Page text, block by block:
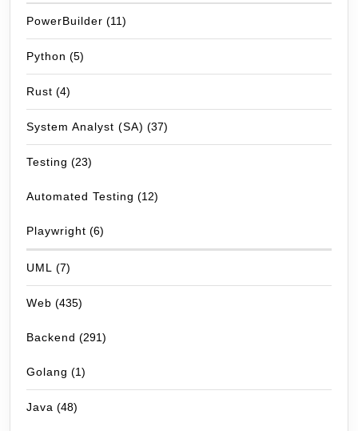
PowerBuilder (11)
Python (5)
Rust (4)
System Analyst (SA) (37)
Testing (23)
Automated Testing (12)
Playwright (6)
UML (7)
Web (435)
Backend (291)
Golang (1)
Java (48)